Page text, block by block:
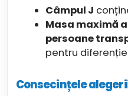
Câmpul J
Masa maximă
persoane
pentru
Consecințele